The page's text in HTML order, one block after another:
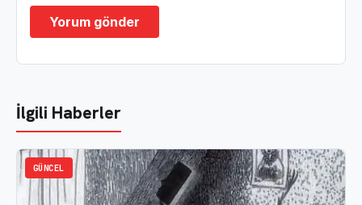
İlgili Haberler
GÜNCEL